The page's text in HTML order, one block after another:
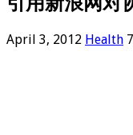
April 3, 2012 Health